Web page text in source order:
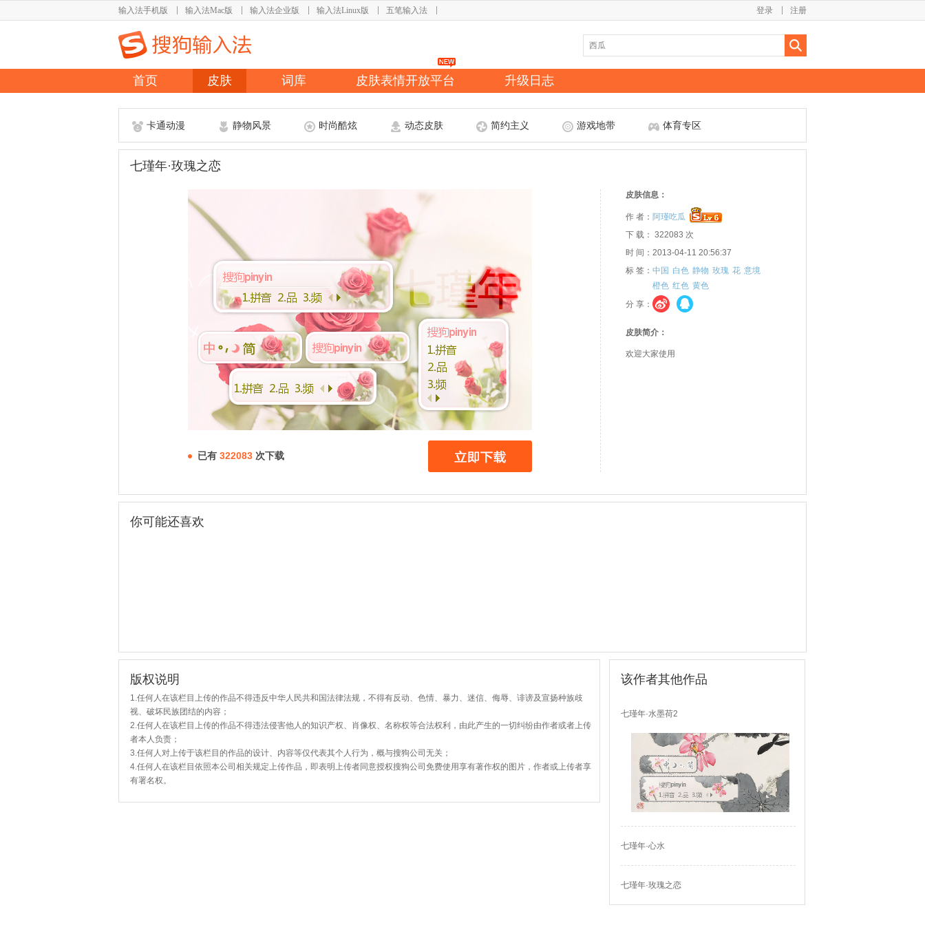
输入法手机版 输入法Mac版 输入法企业版 输入法Linux版 五笔输入法 注册
登录
首页 皮肤 词库 皮肤表情开放平台 升级日志
卡通动漫 静物风景 时尚酷炫 动态皮肤 简约主义 游戏地带 体育专区
七瑾年·玫瑰之恋
已有 322083 次下载
皮肤信息：
作 者： 阿瑾吃瓜
下 载： 322083 次
时 间：2013-04-11 20:56:37
标 签： 中国 白色 静物 玫瑰 花 意境
橙色 红色 黄色
分 享：
皮肤简介：
欢迎大家使用
你可能还喜欢
版权说明
1.任何人在该栏目上传的作品不得违反中华人民共和国法律法规，不得有反动、色情、暴力、迷信、侮辱、诽谤及宣扬种族歧
视、破坏民族团结的内容；
2.任何人在该栏目上传的作品不得违法侵害他人的知识产权、肖像权、名称权等合法权利，由此产生的一切纠纷由作者或者上传
者本人负责；
3.任何人对上传于该栏目的作品的设计、内容等仅代表其个人行为，概与搜狗公司无关；
4.任何人在该栏目依照本公司相关规定上传作品，即表明上传者同意授权搜狗公司免费使用享有著作权的图片，作者或上传者享
有署名权。
该作者其他作品
七瑾年·水墨荷2
七瑾年·心水
七瑾年·玫瑰之恋